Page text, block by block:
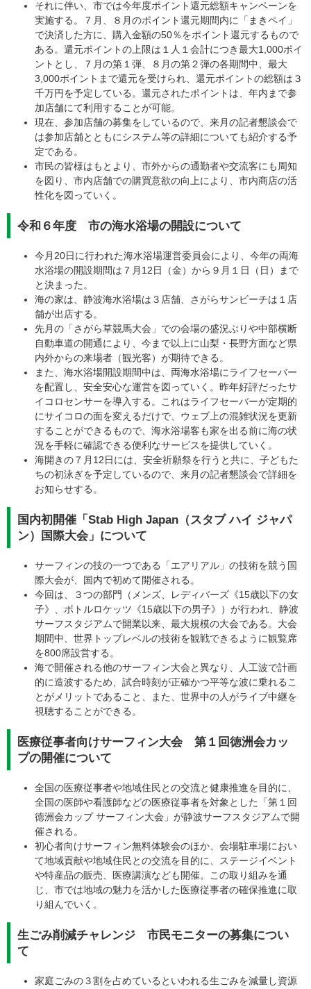
それに伴い、市では今年度ポイント還元総額キャンペーンを
実施する。７月、８月のポイント還元期間内に「まきペイ」
で決済した方に、購入金額の50％をポイント還元するもので
ある。還元ポイントの上限は１人１会計につき最大1,000ポイ
ントとし、７月の第１弾、８月の第２弾の各期間中、最大
3,000ポイントまで還元を受けられ、還元ポイントの総額は３
千万円を予定している。還元されたポイントは、年内まで参
加店舗にて利用することが可能。
現在、参加店舗の募集をしているので、来月の記者懇談会で
は参加店舗とともにシステム等の詳細についても紹介する予
定である。
​市民の皆様はもとより、市外からの通勤者や交流客にも周知
を図り、市内店舗での購買意欲の向上により、市内商店の活
性化を図っていく。
令和６年度 市の海水浴場の開設について
今月20日に行われた海水浴場運営委員会により、今年の両海
水浴場の開設期間は７月12日（金）から９月１日（日）まで
と決まった。
海の家は、静波海水浴場は３店舗、さがらサンビーチは１店
舗が出店する。
先月の「さがら草競馬大会」での会場の盛況ぶりや中部横断
自動車道の開通により、今まで以上に山梨・長野方面など県
内外からの来場者（観光客）が期待できる。
また、海水浴場開設期間中は、両海水浴場にライフセーバー
を配置し、安全安心な運営を図っていく。昨年好評だったサ
イコロセンサーを導入する。これはライフセーバーが定期的
にサイコロの面を変えるだけで、ウェブ上の混雑状況を更新
することができるもので、海水浴場客も家を出る前に海の状
況を手軽に確認できる便利なサービスを提供していく。
海開きの７月12日には、安全祈願祭を行うと共に、子どもた
ちの初泳ぎを予定しているので、来月の記者懇談会で詳細を
お知らせする。
国内初開催「Stab High Japan（スタブ ハイ ジャパ
ン）国際大会」について
サーフィンの技の一つである「エアリアル」の技術を競う国
際大会が、国内で初めて開催される。
今回は、３つの部門（メンズ、レディバーズ《15歳以下の女
子》、ボトルロケッツ《15歳以下の男子》）が行われ、静波
サーフスタジアムで開業以来、最大規模の大会である。大会
期間中、世界トップレベルの技術を観戦できるように観覧席
を800席設営する。
海で開催される他のサーフィン大会と異なり、人工波で計画
的に造波するため、試合時刻が正確かつ平等な波に乗れるこ
とがメリットであること、また、世界中の人がライブ中継を
視聴することができる。
医療従事者向けサーフィン大会 第１回徳洲会カッ
プの開催について
全国の医療従事者や地域住民との交流と健康推進を目的に、
全国の医師や看護師などの医療従事者を対象とした「第１回
徳洲会カップ サーフィン大会」が静波サーフスタジアムで開
催される。
初心者向けサーフィン無料体験会のほか、会場駐車場におい
て地域貢献や地域住民との交流を目的に、ステージイベント
や特産品の販売、医療講演なども開催。この取り組みを通
じ、市では地域の魅力を活かした医療従事者の確保推進に取
り組んでいく。
生ごみ削減チャレンジ 市民モニターの募集につい
て
家庭ごみの３割を占めているといわれる生ごみを減量し資源